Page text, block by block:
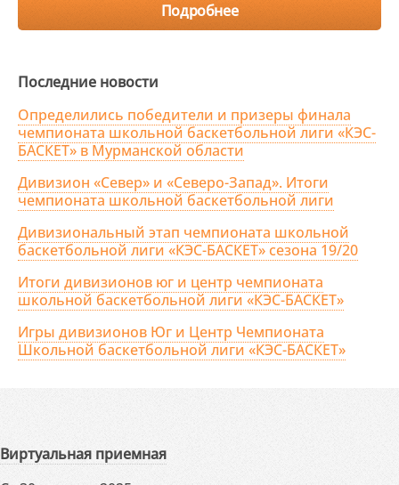
Подробнее
Последние новости
Определились победители и призеры финала
чемпионата школьной баскетбольной лиги «КЭС-
БАСКЕТ» в Мурманской области
Дивизион «Север» и «Северо-Запад». Итоги
чемпионата школьной баскетбольной лиги
Дивизиональный этап чемпионата школьной
баскетбольной лиги «КЭС-БАСКЕТ» сезона 19/20
Итоги дивизионов юг и центр чемпионата
школьной баскетбольной лиги «КЭС-БАСКЕТ»
Игры дивизионов Юг и Центр Чемпионата
Школьной баскетбольной лиги «КЭС-БАСКЕТ»
Виртуальная приемная